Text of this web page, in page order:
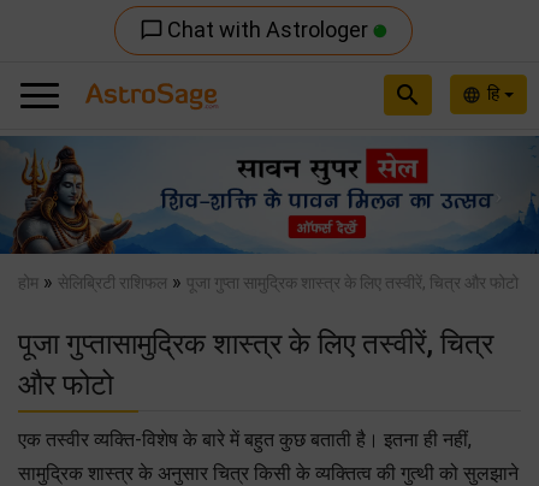
chat_bubble_outline Chat with Astrologer
language हि
search
Previous
होम » सेलिब्रिटी राशिफल » पूजा गुप्ता सामुद्रिक शास्त्र के लिए तस्वीरें, चित्र और फोटो
पूजा गुप्तासामुद्रिक शास्त्र के लिए तस्वीरें, चित्र
और फोटो
एक तस्वीर व्यक्ति-विशेष के बारे में बहुत कुछ बताती है। इतना ही नहीं,
सामुद्रिक शास्त्र के अनुसार चित्र किसी के व्यक्तित्व की गुत्थी को सुलझाने